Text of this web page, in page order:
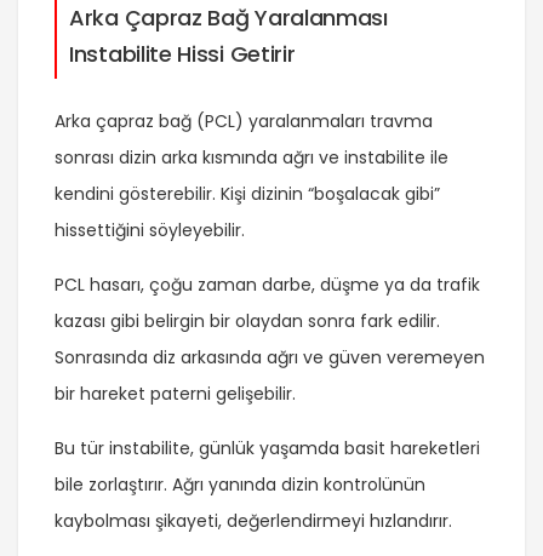
Arka Çapraz Bağ Yaralanması
Instabilite Hissi Getirir
Arka çapraz bağ (PCL) yaralanmaları travma
sonrası dizin arka kısmında ağrı ve instabilite ile
kendini gösterebilir. Kişi dizinin “boşalacak gibi”
hissettiğini söyleyebilir.
PCL hasarı, çoğu zaman darbe, düşme ya da trafik
kazası gibi belirgin bir olaydan sonra fark edilir.
Sonrasında diz arkasında ağrı ve güven veremeyen
bir hareket paterni gelişebilir.
Bu tür instabilite, günlük yaşamda basit hareketleri
bile zorlaştırır. Ağrı yanında dizin kontrolünün
kaybolması şikayeti, değerlendirmeyi hızlandırır.